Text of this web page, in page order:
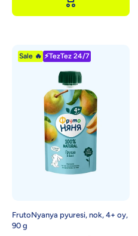
Sale 🔥 ⚡TezTez 24/7
FrutoNyanya pyuresi, nok, 4+ oy,
90 g